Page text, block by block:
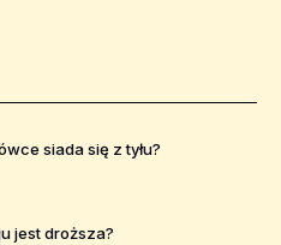
siada się z tyłu?
jest droższa?